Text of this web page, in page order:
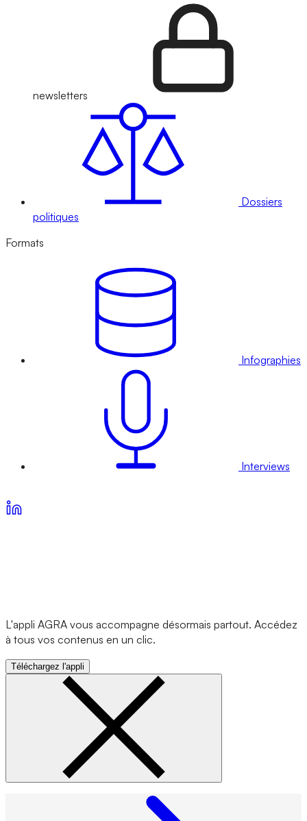
newsletters
Dossiers
politiques
Formats
Infographies
Interviews
L'appli AGRA vous accompagne désormais partout. Accédez
à tous vos contenus en un clic.
Téléchargez l'appli